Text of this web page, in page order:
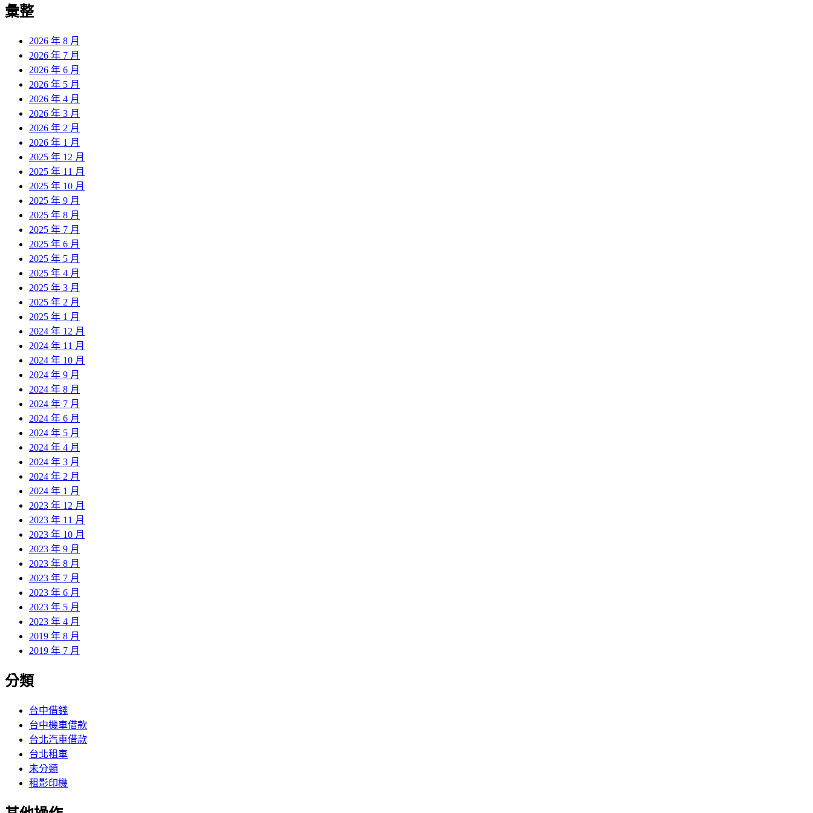
彙整
2026 年 8 月
2026 年 7 月
2026 年 6 月
2026 年 5 月
2026 年 4 月
2026 年 3 月
2026 年 2 月
2026 年 1 月
2025 年 12 月
2025 年 11 月
2025 年 10 月
2025 年 9 月
2025 年 8 月
2025 年 7 月
2025 年 6 月
2025 年 5 月
2025 年 4 月
2025 年 3 月
2025 年 2 月
2025 年 1 月
2024 年 12 月
2024 年 11 月
2024 年 10 月
2024 年 9 月
2024 年 8 月
2024 年 7 月
2024 年 6 月
2024 年 5 月
2024 年 4 月
2024 年 3 月
2024 年 2 月
2024 年 1 月
2023 年 12 月
2023 年 11 月
2023 年 10 月
2023 年 9 月
2023 年 8 月
2023 年 7 月
2023 年 6 月
2023 年 5 月
2023 年 4 月
2019 年 8 月
2019 年 7 月
分類
台中借錢
台中機車借款
台北汽車借款
台北租車
未分類
租影印機